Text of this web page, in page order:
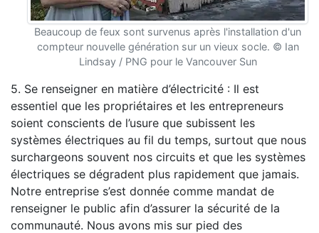
Beaucoup de feux sont survenus après l'installation d'un
compteur nouvelle génération sur un vieux socle. © Ian
Lindsay / PNG pour le Vancouver Sun
5. Se renseigner en matière d’électricité : Il est
essentiel que les propriétaires et les entrepreneurs
soient conscients de l’usure que subissent les
systèmes électriques au fil du temps, surtout que nous
surchargeons souvent nos circuits et que les systèmes
électriques se dégradent plus rapidement que jamais.
Notre entreprise s’est donnée comme mandat de
renseigner le public afin d’assurer la sécurité de la
communauté. Nous avons mis sur pied des